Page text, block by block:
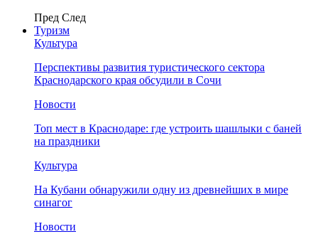
Пред След
Туризм
Культура
Перспективы развития туристического сектора
Краснодарского края обсудили в Сочи
Новости
Топ мест в Краснодаре: где устроить шашлыки с баней
на праздники
Культура
На Кубани обнаружили одну из древнейших в мире
синагог
Новости